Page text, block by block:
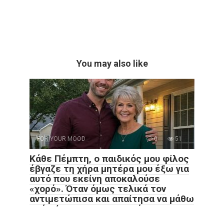
You may also like
FOR YOUR MOOD 0 51
Κάθε Πέμπτη, ο παιδικός μου φίλος
έβγαζε τη χήρα μητέρα μου έξω για
αυτό που εκείνη αποκαλούσε
«χορό». Όταν όμως τελικά τον
αντιμετώπισα και απαίτησα να μάθω